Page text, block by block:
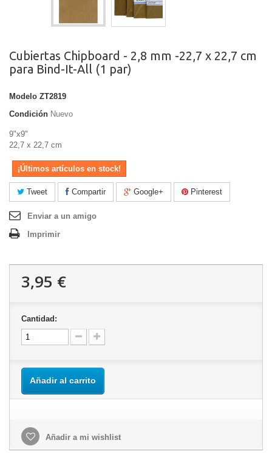
Cubiertas Chipboard - 2,8 mm -22,7 x 22,7 cm
para Bind-It-All (1 par)
Modelo ZT2819
Condición Nuevo
9"x9"
22,7 x 22,7 cm
¡Últimos artículos en stock!
Tweet Compartir Google+ Pinterest
Enviar a un amigo
Imprimir
3,95 €
Cantidad:
Añadir al carrito
Añadir a mi wishlist